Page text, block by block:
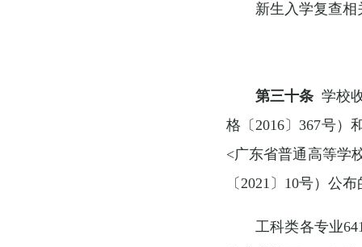
新生入学复查
第三十条 学校
格〔2016〕367号）
<广东省普通高等学
〔2021〕10号）公
工科类各专业